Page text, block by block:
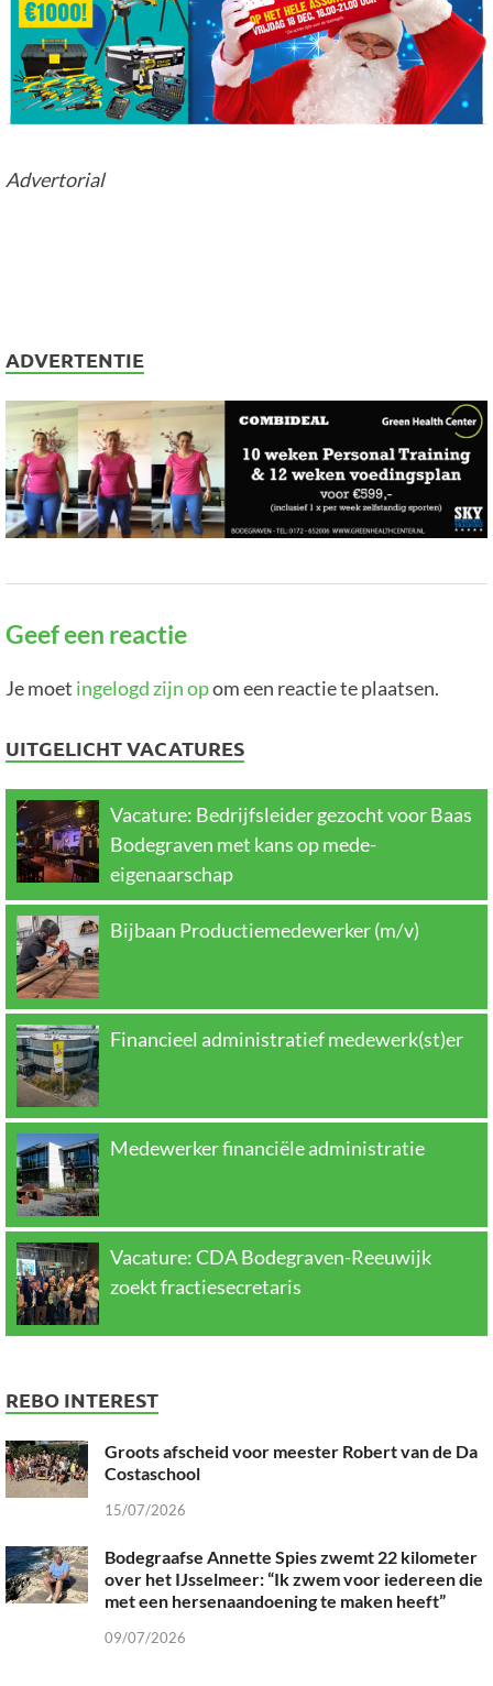
Advertorial
ADVERTENTIE
Geef een reactie
Je moet ingelogd zijn opom een reactie te plaatsen.
UITGELICHT VACATURES
Vacature: Bedrijfsleider gezocht voor Baas
Bodegraven met kans op mede-
eigenaarschap
Bijbaan Productiemedewerker (m/v)
Financieel administratief medewerk(st)er
Medewerker financiële administratie
Vacature: CDA Bodegraven-Reeuwijk
zoekt fractiesecretaris
REBO INTEREST
Groots afscheid voor meester Robert van de Da
Costaschool
15/07/2026
Bodegraafse Annette Spies zwemt 22 kilometer
over het IJsselmeer: “Ik zwem voor iedereen die
met een hersenaandoening te maken heeft”
09/07/2026